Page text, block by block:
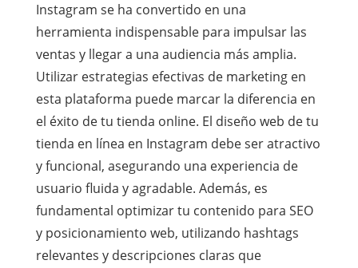
Instagram se ha convertido en una
herramienta indispensable para impulsar las
ventas y llegar a una audiencia más amplia.
Utilizar estrategias efectivas de marketing en
esta plataforma puede marcar la diferencia en
el éxito de tu tienda online. El diseño web de tu
tienda en línea en Instagram debe ser atractivo
y funcional, asegurando una experiencia de
usuario fluida y agradable. Además, es
fundamental optimizar tu contenido para SEO
y posicionamiento web, utilizando hashtags
relevantes y descripciones claras que